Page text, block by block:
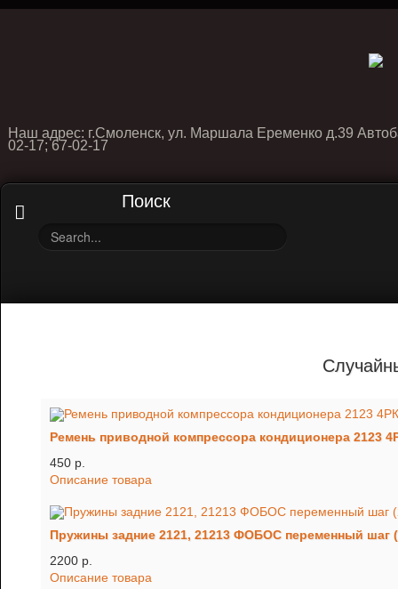
Наш адрес: г.Смоленск, ул. Маршала Еременко д.39
02-17; 67-02-17
Поиск
Ремень приводной компрессора кондиционера 2123
450 p.
Описание товара
Пружины задние 2121, 21213 ФОБОС
2200 p.
Описание товара